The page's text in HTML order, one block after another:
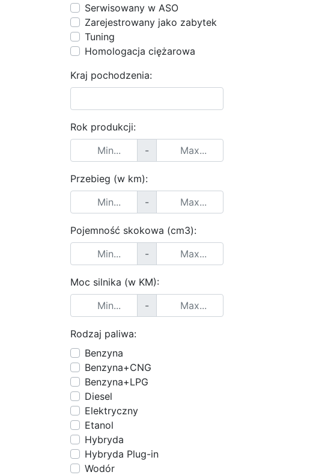
Serwisowany w ASO
Zarejestrowany jako zabytek
Tuning
Homologacja ciężarowa
Kraj pochodzenia:
Rok produkcji:
-
Przebieg (w km):
-
Pojemność skokowa (cm3):
-
Moc silnika (w KM):
-
Rodzaj paliwa:
Benzyna
Benzyna+CNG
Benzyna+LPG
Diesel
Elektryczny
Etanol
Hybryda
Hybryda Plug-in
Wodór